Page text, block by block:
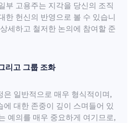
부 고용주는 지각을 당신의 조직
한 헌신의 반영으로 볼 수 있습니
세하고 철저한 논의에 참여할 준
리고 그룹 조화
은 일반적으로 매우 형식적이며,
에 대한 존중이 깊이 스며들어 있
예의를 매우 중요하게 여기므로,